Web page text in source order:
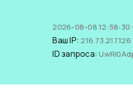
2026-08-08 12:58:30
Ваш IP:216.73.217.126
ID запроса: